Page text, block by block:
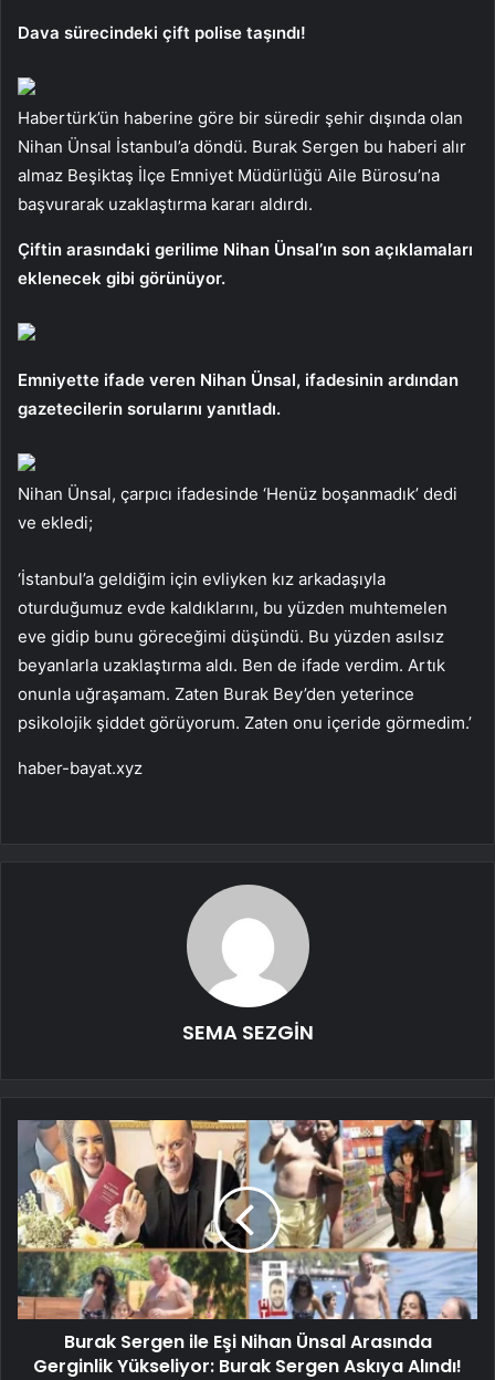
Dava sürecindeki çift polise taşındı!
Habertürk’ün haberine göre bir süredir şehir dışında olan
Nihan Ünsal İstanbul’a döndü. Burak Sergen bu haberi alır
almaz Beşiktaş İlçe Emniyet Müdürlüğü Aile Bürosu’na
başvurarak uzaklaştırma kararı aldırdı.
Çiftin arasındaki gerilime Nihan Ünsal’ın son açıklamaları
eklenecek gibi görünüyor.
Emniyette ifade veren Nihan Ünsal, ifadesinin ardından
gazetecilerin sorularını yanıtladı.
Nihan Ünsal, çarpıcı ifadesinde ‘Henüz boşanmadık’ dedi
ve ekledi;
‘İstanbul’a geldiğim için evliyken kız arkadaşıyla
oturduğumuz evde kaldıklarını, bu yüzden muhtemelen
eve gidip bunu göreceğimi düşündü. Bu yüzden asılsız
beyanlarla uzaklaştırma aldı. Ben de ifade verdim. Artık
onunla uğraşamam. Zaten Burak Bey’den yeterince
psikolojik şiddet görüyorum. Zaten onu içeride görmedim.’
haber-bayat.xyz
SEMA SEZGİN
Burak Sergen ile Eşi Nihan Ünsal Arasında
Gerginlik Yükseliyor: Burak Sergen Askıya Alındı!